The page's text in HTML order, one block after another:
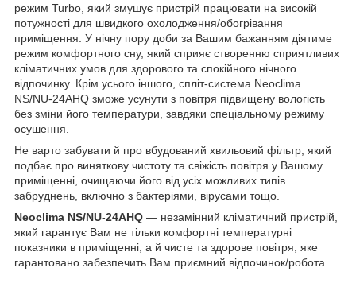
режим Turbo , який змушує пристрій працювати на високій
потужності для швидкого охолодження/обогрівання
приміщення. У нічну пору доби за Вашим бажанням діятиме
режим комфортного сну, який сприяє створенню сприятливих
кліматичних умов для здорового та спокійного нічного
відпочинку. Крім усього іншого, спліт-система Neoclima
NS/NU-24AHQ зможе усунути з повітря підвищену вологість
без зміни його температури, завдяки спеціальному режиму
осушення.
Не варто забувати й про вбудований хвильовий фільтр, який
подбає про виняткову чистоту та свіжість повітря у Вашому
приміщенні, очищаючи його від усіх можливих типів
забруднень, включно з бактеріями, вірусами тощо.
Neoclima NS/NU-24AHQ — незамінний кліматичний пристрій,
який гарантує Вам не тільки комфортні температурні
показники в приміщенні, а й чисте та здорове повітря, яке
гарантовано забезпечить Вам приємний відпочинок/робота.